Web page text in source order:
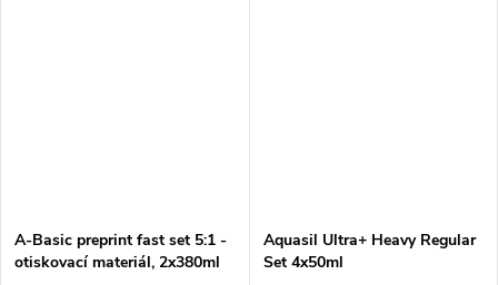
A-Basic preprint fast set 5:1 -
otiskovací materiál, 2x380ml
Aquasil Ultra+ Heavy Regular
Set 4x50ml